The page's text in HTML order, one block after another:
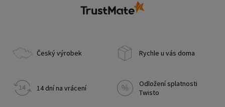
Český výrobek Rychle u vás doma
14 dní na vrácení
Odložení splatnosti
Twisto